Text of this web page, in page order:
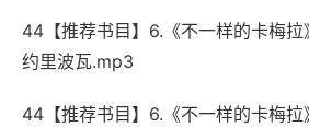
44【推荐书目】6.《不一样的卡梅拉
约里波瓦.mp3
44【推荐书目】6.《不一样的卡梅拉